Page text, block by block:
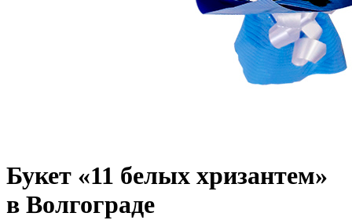
Букет «11 белых хризантем»
в Волгограде